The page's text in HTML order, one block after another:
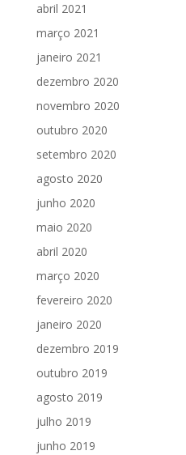
abril 2021
março 2021
janeiro 2021
dezembro 2020
novembro 2020
outubro 2020
setembro 2020
agosto 2020
junho 2020
maio 2020
abril 2020
março 2020
fevereiro 2020
janeiro 2020
dezembro 2019
outubro 2019
agosto 2019
julho 2019
junho 2019